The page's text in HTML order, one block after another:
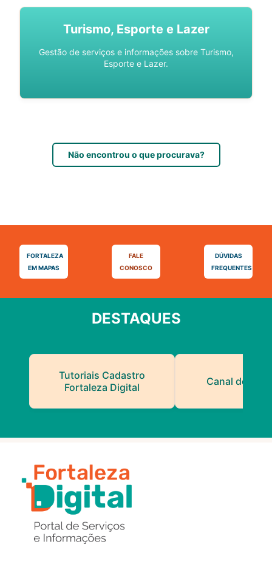
Turismo, Esporte e Lazer
Gestão de serviços e informações sobre Turismo,
Esporte e Lazer.
Não encontrou o que procurava?
FORTALEZA
EM MAPAS
FALE
CONOSCO
DÚVIDAS
FREQUENTES
DESTAQUES
Tutoriais Cadastro
Fortaleza Digital
Canal do